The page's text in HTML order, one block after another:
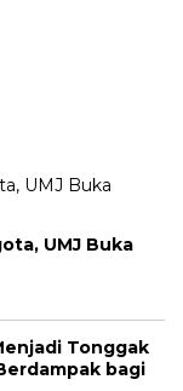
UMJ Buka
Tonggak
bagi